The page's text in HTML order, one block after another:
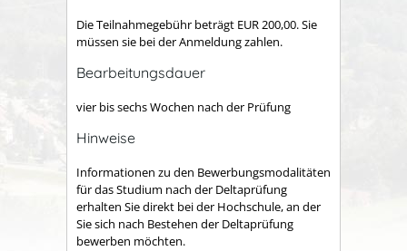
Die Teilnahmegebühr beträgt EUR 200,00. Sie
müssen sie bei der Anmeldung zahlen.
Bearbeitungsdauer
vier bis sechs Wochen nach der Prüfung
Hinweise
Informationen zu den Bewerbungsmodalitäten
für das Studium nach der Deltaprüfung
erhalten Sie direkt bei der Hochschule, an der
Sie sich nach Bestehen der Deltaprüfung
bewerben möchten.